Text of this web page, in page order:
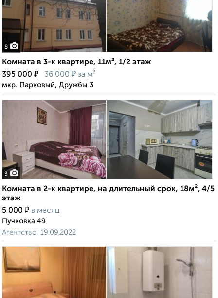
8
Комната в 3-к квартире, 11м², 1/2 этаж
395 000 ₽ 36 000 ₽ за м²
мкр. Парковый, Дружбы 3
3
Комната в 2-к квартире, на длительный срок, 18м², 4/5
этаж
5 000 ₽ в месяц
Пучковка 49
Агентство, 19.09.2022